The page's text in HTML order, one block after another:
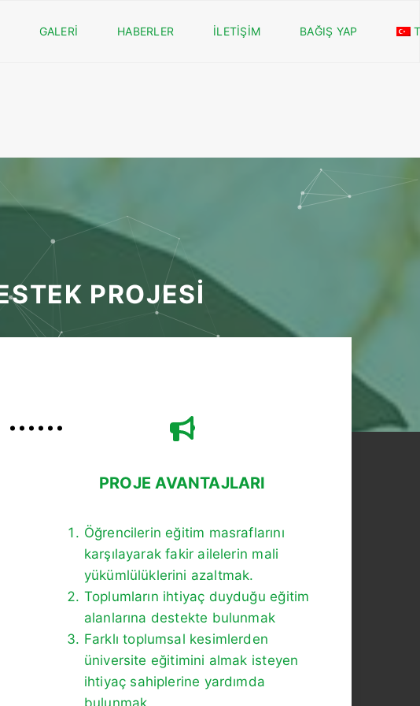
GALERİ HABERLER İLETİŞİM BAĞIŞ YAP
PROJESİ
PROJE AVANTAJLARI
Öğrencilerin eğitim masraflarını
karşılayarak fakir ailelerin mali
yükümlülüklerini azaltmak.
Toplumların ihtiyaç duyduğu eğitim
alanlarına destekte bulunmak
Farklı toplumsal kesimlerden
üniversite eğitimini almak isteyen
ihtiyaç sahiplerine yardımda
bulunmak.